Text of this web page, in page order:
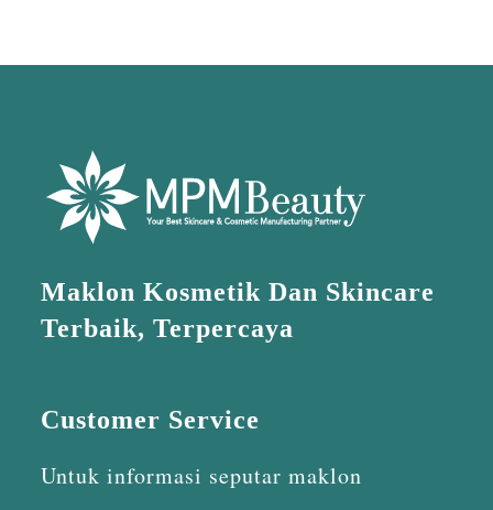
Maklon Kosmetik Dan Skincare
Terbaik, Terpercaya
Customer Service
Untuk informasi seputar maklon